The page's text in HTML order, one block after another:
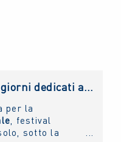
Marateale 2026: alla sei giorni dedicati al cinema e non solo, la masterclass del NUOVO IMAIE
per la
, festival
sotto la